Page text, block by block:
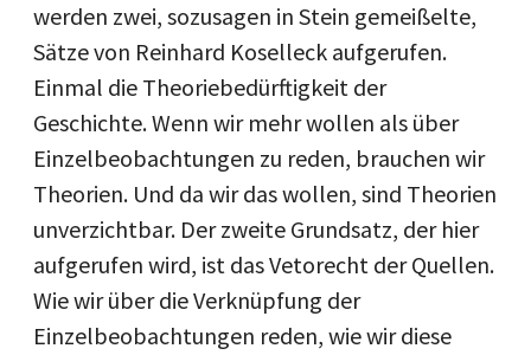
werden zwei, sozusagen in Stein gemeißelte,
Sätze von Reinhard Koselleck aufgerufen.
Einmal die Theoriebedürftigkeit der
Geschichte. Wenn wir mehr wollen als über
Einzelbeobachtungen zu reden, brauchen wir
Theorien. Und da wir das wollen, sind Theorien
unverzichtbar. Der zweite Grundsatz, der hier
aufgerufen wird, ist das Vetorecht der Quellen.
Wie wir über die Verknüpfung der
Einzelbeobachtungen reden, wie wir diese